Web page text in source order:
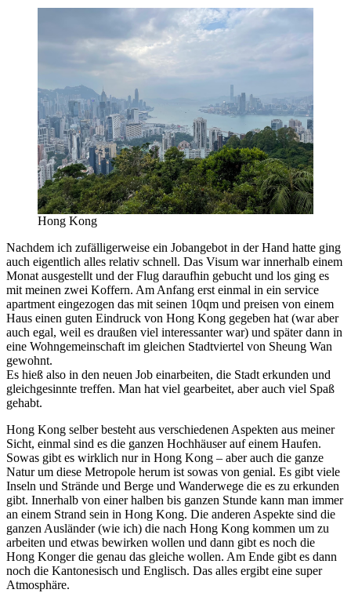
Hong Kong
Nachdem ich zufälligerweise ein Jobangebot in der Hand hatte ging
auch eigentlich alles relativ schnell. Das Visum war innerhalb einem
Monat ausgestellt und der Flug daraufhin gebucht und los ging es
mit meinen zwei Koffern. Am Anfang erst einmal in ein service
apartment eingezogen das mit seinen 10qm und preisen von einem
Haus einen guten Eindruck von Hong Kong gegeben hat (war aber
auch egal, weil es draußen viel interessanter war) und später dann in
eine Wohngemeinschaft im gleichen Stadtviertel von Sheung Wan
gewohnt.
Es hieß also in den neuen Job einarbeiten, die Stadt erkunden und
gleichgesinnte treffen. Man hat viel gearbeitet, aber auch viel Spaß
gehabt.
Hong Kong selber besteht aus verschiedenen Aspekten aus meiner
Sicht, einmal sind es die ganzen Hochhäuser auf einem Haufen.
Sowas gibt es wirklich nur in Hong Kong – aber auch die ganze
Natur um diese Metropole herum ist sowas von genial. Es gibt viele
Inseln und Strände und Berge und Wanderwege die es zu erkunden
gibt. Innerhalb von einer halben bis ganzen Stunde kann man immer
an einem Strand sein in Hong Kong. Die anderen Aspekte sind die
ganzen Ausländer (wie ich) die nach Hong Kong kommen um zu
arbeiten und etwas bewirken wollen und dann gibt es noch die
Hong Konger die genau das gleiche wollen. Am Ende gibt es dann
noch die Kantonesisch und Englisch. Das alles ergibt eine super
Atmosphäre.